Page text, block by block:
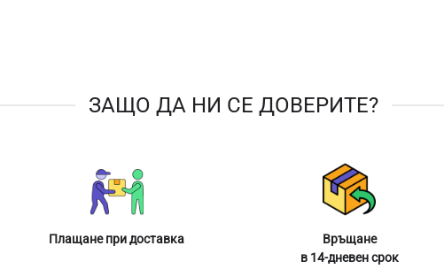
ЗАЩО ДА НИ СЕ ДОВЕРИТЕ?
Плащане при доставка
Връщане
в 14-дневен срок